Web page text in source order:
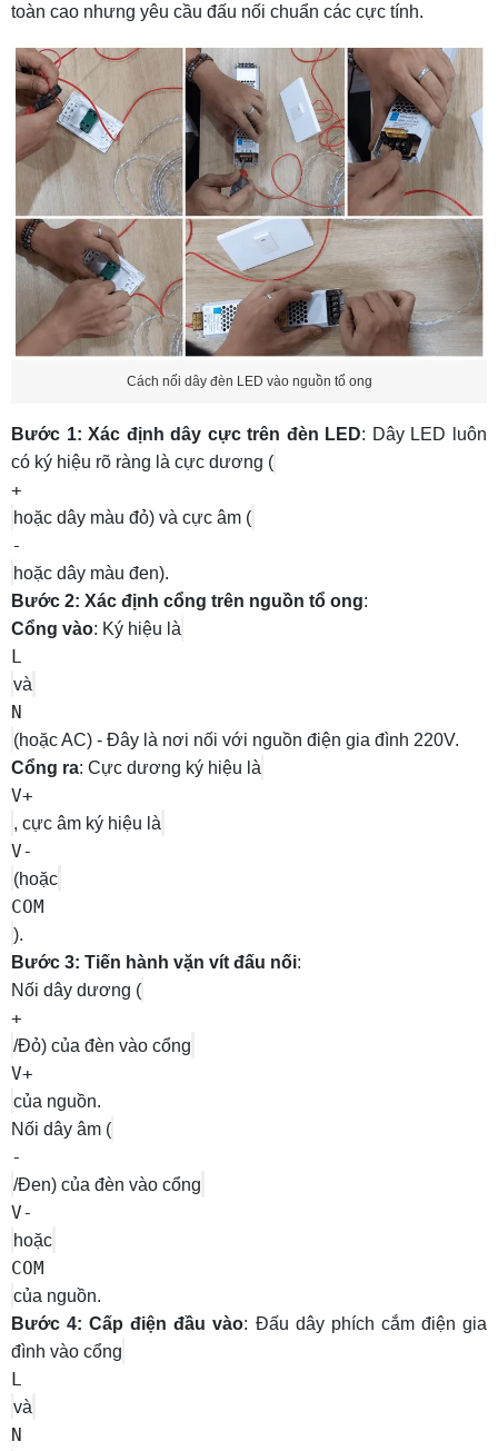
toàn cao nhưng yêu cầu đấu nối chuẩn các cực tính.
Cách nối dây đèn LED vào nguồn tổ ong
Bước 1: Xác định dây cực trên đèn LED: Dây LED luôn
có ký hiệu rõ ràng là cực dương (
+
hoặc dây màu đỏ) và cực âm (
-
hoặc dây màu đen).
Bước 2: Xác định cổng trên nguồn tổ ong:
Cổng vào: Ký hiệu là
L
và
N
(hoặc AC) - Đây là nơi nối với nguồn điện gia đình 220V.
Cổng ra: Cực dương ký hiệu là
V+
, cực âm ký hiệu là
V-
(hoặc
COM
).
Bước 3: Tiến hành vặn vít đấu nối:
Nối dây dương (
+
/Đỏ) của đèn vào cổng
V+
của nguồn.
Nối dây âm (
-
/Đen) của đèn vào cổng
V-
hoặc
COM
của nguồn.
Bước 4: Cấp điện đầu vào: Đấu dây phích cắm điện gia
đình vào cổng
L
và
N